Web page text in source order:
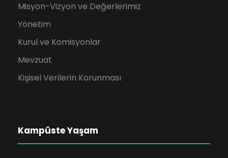
Misyon-Vizyon ve Değerlerimiz
Yönetim
Kurul ve Komisyonlar
Mevzuat
Kişisel Verilerin Korunması
Kampüste Yaşam